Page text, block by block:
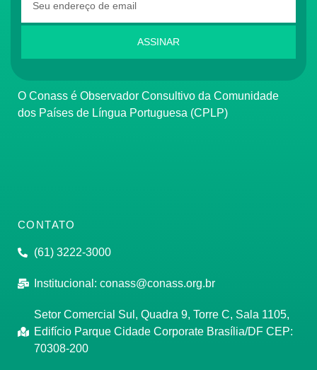
ASSINAR
O Conass é Observador Consultivo da Comunidade
dos Países de Língua Portuguesa (CPLP)
CONTATO
(61) 3222-3000
Institucional: conass@conass.org.br
Setor Comercial Sul, Quadra 9, Torre C, Sala 1105,
Edifício Parque Cidade Corporate Brasília/DF CEP:
70308-200